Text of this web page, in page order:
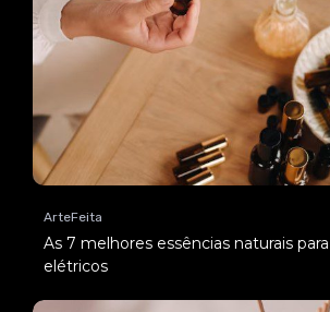
ArteFeita
As 7 melhores essências naturais
elétricos